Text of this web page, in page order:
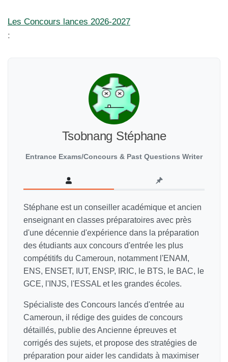
Les Concours lances 2026-2027
:
Tsobnang Stéphane
Entrance Exams/Concours & Past Questions Writer
Stéphane est un conseiller académique et ancien
enseignant en classes préparatoires avec près
d'une décennie d'expérience dans la préparation
des étudiants aux concours d'entrée les plus
compétitifs du Cameroun, notamment l'ENAM,
ENS, ENSET, IUT, ENSP, IRIC, le BTS, le BAC, le
GCE, l'INJS, l'ESSAL et les grandes écoles.
Spécialiste des Concours lancés d'entrée au
Cameroun, il rédige des guides de concours
détaillés, publie des Ancienne épreuves et
corrigés des sujets, et propose des stratégies de
préparation pour aider les candidats à maximiser